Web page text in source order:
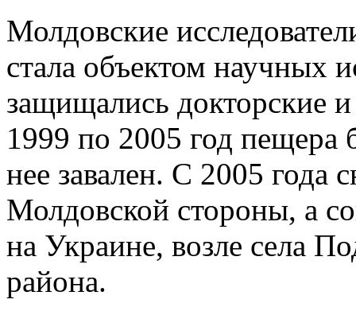
Молдовские
стала объектом научных
защищались докторские
1999 по 2005 год пещера
нее завален. С 2005 года
Молдовской стороны, а
на Украине, возле села
района.